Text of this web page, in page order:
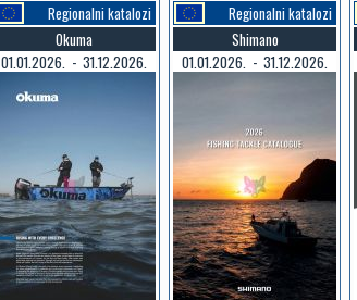
Regionalni katalozi
Okuma
01.01.2026. - 31.12.2026.
Regionalni katalozi
Shimano
01.01.2026. - 31.12.2026.